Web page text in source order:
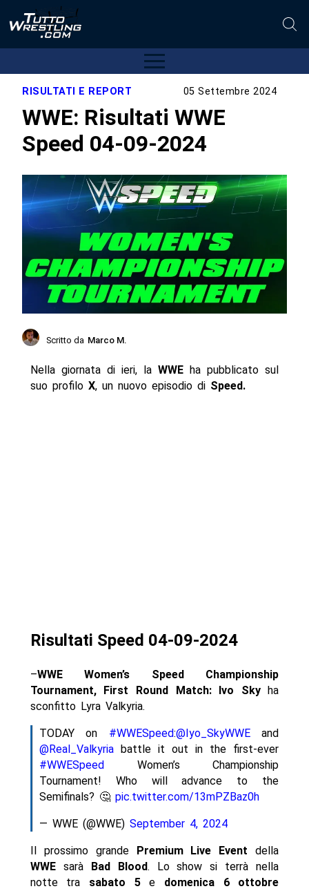
RISULTATI E REPORT 05 Settembre 2024
WWE: Risultati WWE
Speed 04-09-2024
Scritto da Marco M.
Nella giornata di ieri, laWWE ha pubblicato sul
suo profiloX, un nuovo episodio di Speed.
Risultati Speed 04-09-2024
–WWE Women’s Speed Championship
Tournament, First Round Match: Ivo Skyha
sconfitto Lyra Valkyria.
TODAY on #WWESpeed:@Iyo_SkyWWEand
@Real_Valkyriabattle it out in the first-ever
#WWESpeed Women’s Championship
Tournament! Who will advance to the
Semifinals? 🤔 pic.twitter.com/13mPZBaz0h
— WWE (@WWE) September 4, 2024
Il prossimo grande Premium Live Event della
WWEsarà Bad Blood. Lo show si terrà nella
notte tra sabato 5e domenica 6
ottobre